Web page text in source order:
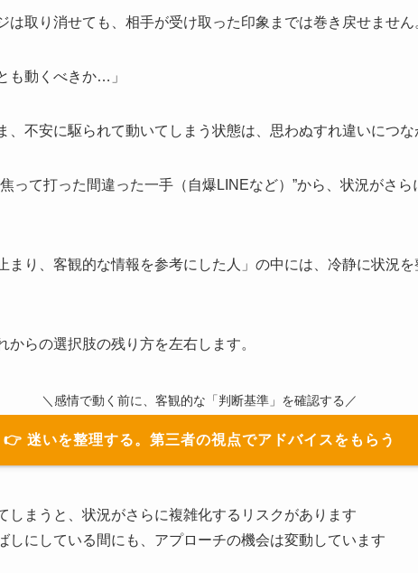
は取り消せても、相手が受け取った印象までは巻き戻せません
も動くべきか…」
、不安に駆られて動いてしまう状態は、思わぬすれ違いにつな
って打った間違った一手（自爆LINEなど）”から、状況がさ
まり、客観的な情報を参考にした人」の中には、冷静に状況
らの選択肢の残り方を左右します。
＼感情で動く前に、客観的な「判断基準」を確認する／
👉 迷いを整理する。第三者の視点でアドバイスをもらう
まうと、状況がさらに複雑化するリスクがあります
にしている間にも、アプローチの機会は変動しています